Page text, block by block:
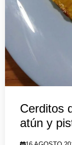
Cerditos
atún y